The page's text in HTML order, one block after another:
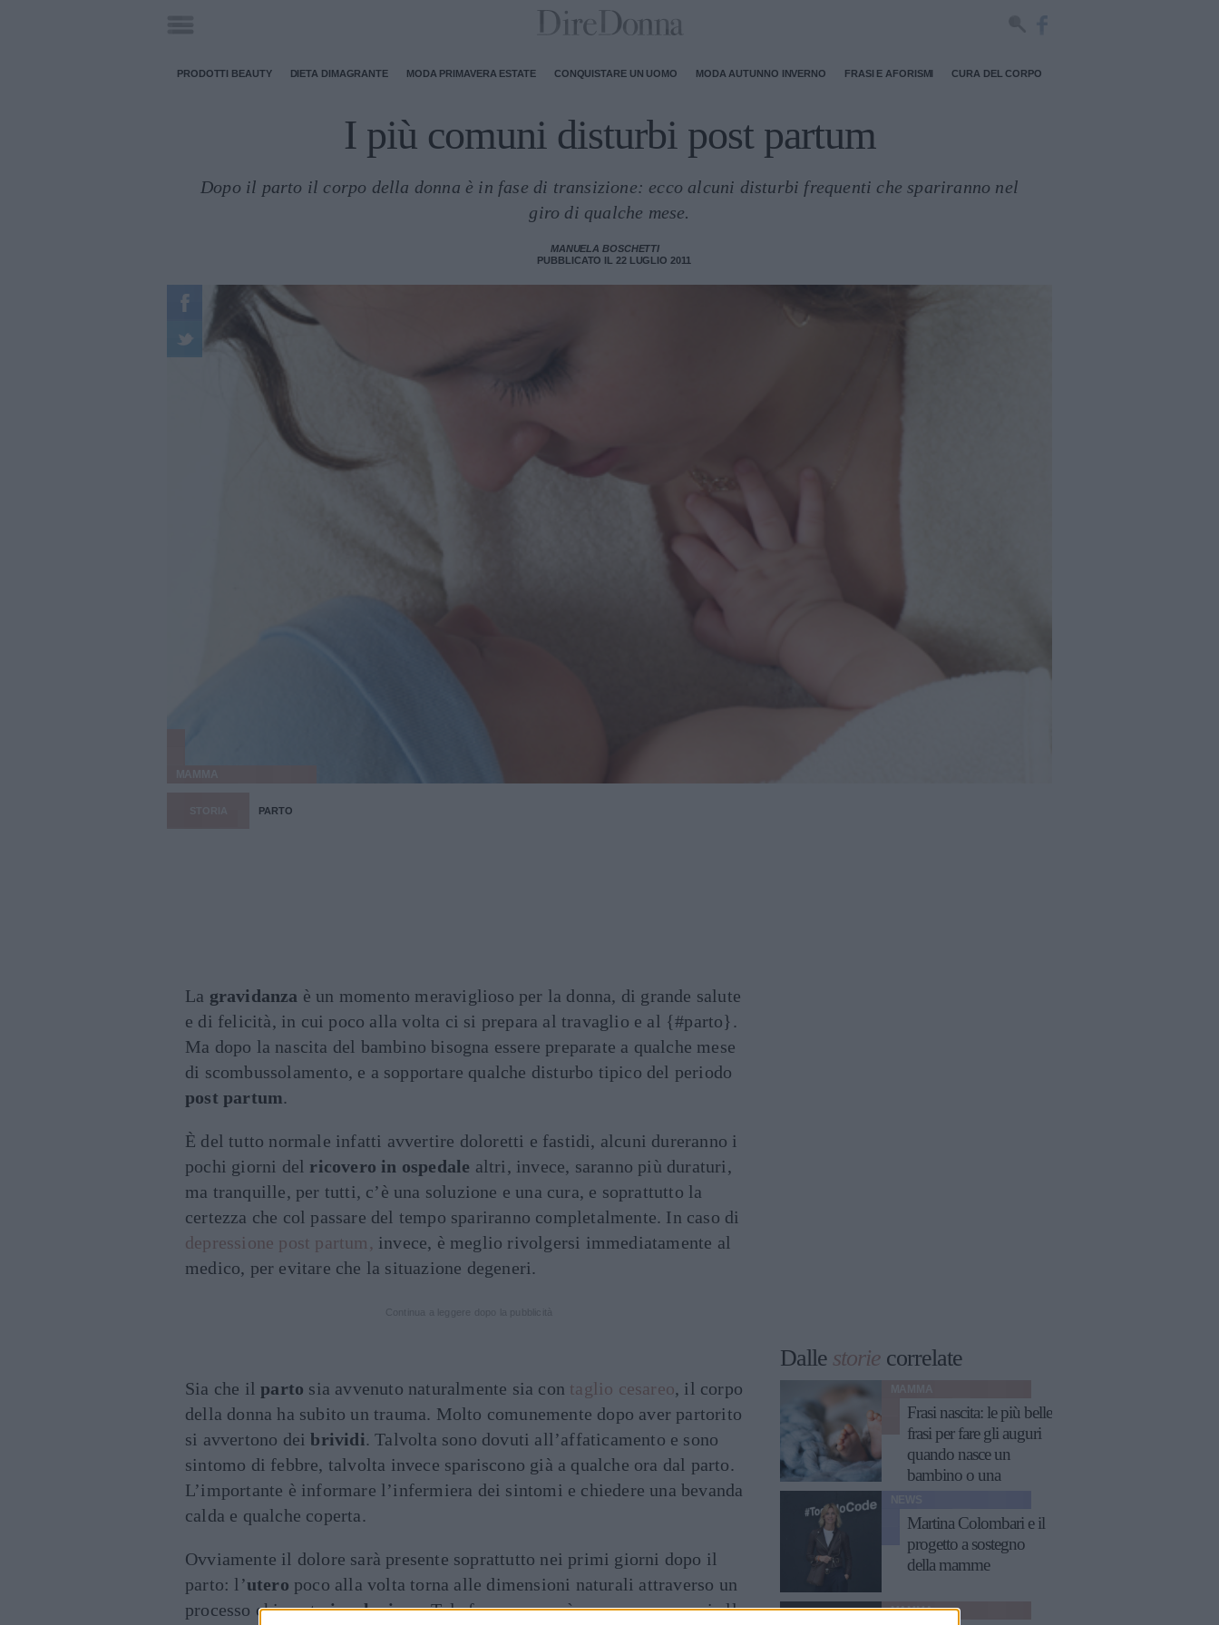
PRODOTTI BEAUTY DIETA DIMAGRANTE MODA PRIMAVERA ESTATE CONQUISTARE UN UOMO MODA AUTUNNO INVERNO FRASI E AFORISMI CURA DEL CORPO
I più comuni disturbi post partum
Dopo il parto il corpo della donna è in fase di transizione: ecco alcuni disturbi frequenti che spariranno nel
giro di qualche mese.
MANUELA BOSCHETTI
PUBBLICATO IL 22 LUGLIO 2011
PARTO
La gravidanza è un momento meraviglioso per la donna, di grande salute
e di felicità, in cui poco alla volta ci si prepara al travaglio e al {#parto}.
Ma dopo la nascita del bambino bisogna essere preparate a qualche mese
di scombussolamento, e a sopportare qualche disturbo tipico del periodo
post partum.
È del tutto normale infatti avvertire doloretti e fastidi, alcuni dureranno i
pochi giorni del ricovero in ospedale altri, invece, saranno più duraturi,
ma tranquille, per tutti, c’è una soluzione e una cura, e soprattutto la
certezza che col passare del tempo spariranno completalmente. In caso di
depressione post partum, invece, è meglio rivolgersi immediatamente al
medico, per evitare che la situazione degeneri.
Sia che ilparto sia avvenuto naturalmente sia con taglio cesareo, il corpo
della donna ha subito un trauma. Molto comunemente dopo aver partorito
si avvertono deibrividi. Talvolta sono dovuti all’affaticamento e sono
sintomo di febbre, talvolta invece spariscono già a qualche ora dal parto.
L’importante è informare l’infermiera dei sintomi e chiedere una bevanda
calda e qualche coperta.
Ovviamente il dolore sarà presente soprattutto nei primi giorni dopo il
parto: l’utero poco alla volta torna alle dimensioni naturali attraverso un
processo chiamatoinvoluzione. Tale fenomeno può provocare crampi alla
Dalle storie correlate
Frasi nascita: le più belle
frasi per fare gli auguri
quando nasce un
bambino o una
Martina Colombari e il
progetto a sostegno
della mamme
MAMMA